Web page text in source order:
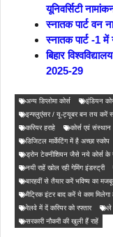
यूनिवर्सिटी
स्नातक पार्ट वन
स्नातक पार्ट -1
बिहार
2025-29
अन्य डिप्लोमा कोर्स
इंडियन
इन्फ्लुएंसर / यू-ट्यूबर बन तय करें
करियर हराहे
कोर्स एवं संस्थान
डिजिटल मार्केटिंग में है अच्छा स्कोप
ड्रोन टेक्नीशियन जैसे नये कोर्स
नयी राहें खोल रही गेमिंग इंडस्ट्री
बारहवीं से तैयार करें भविष्य का
मैट्रिक इंटर बाद करें ये काम मिलेगा
रेलवे में दें करियर को रफ्तार
ले
सरकारी नौकरी की खुली हैं राहें